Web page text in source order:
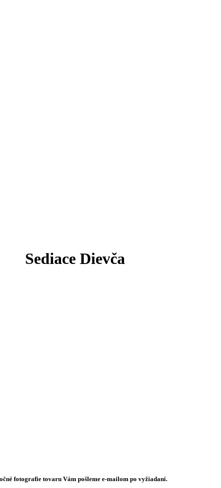
Sediace Dievča
fotografie tovaru Vám pošleme e-mailom po vyžiadaní.